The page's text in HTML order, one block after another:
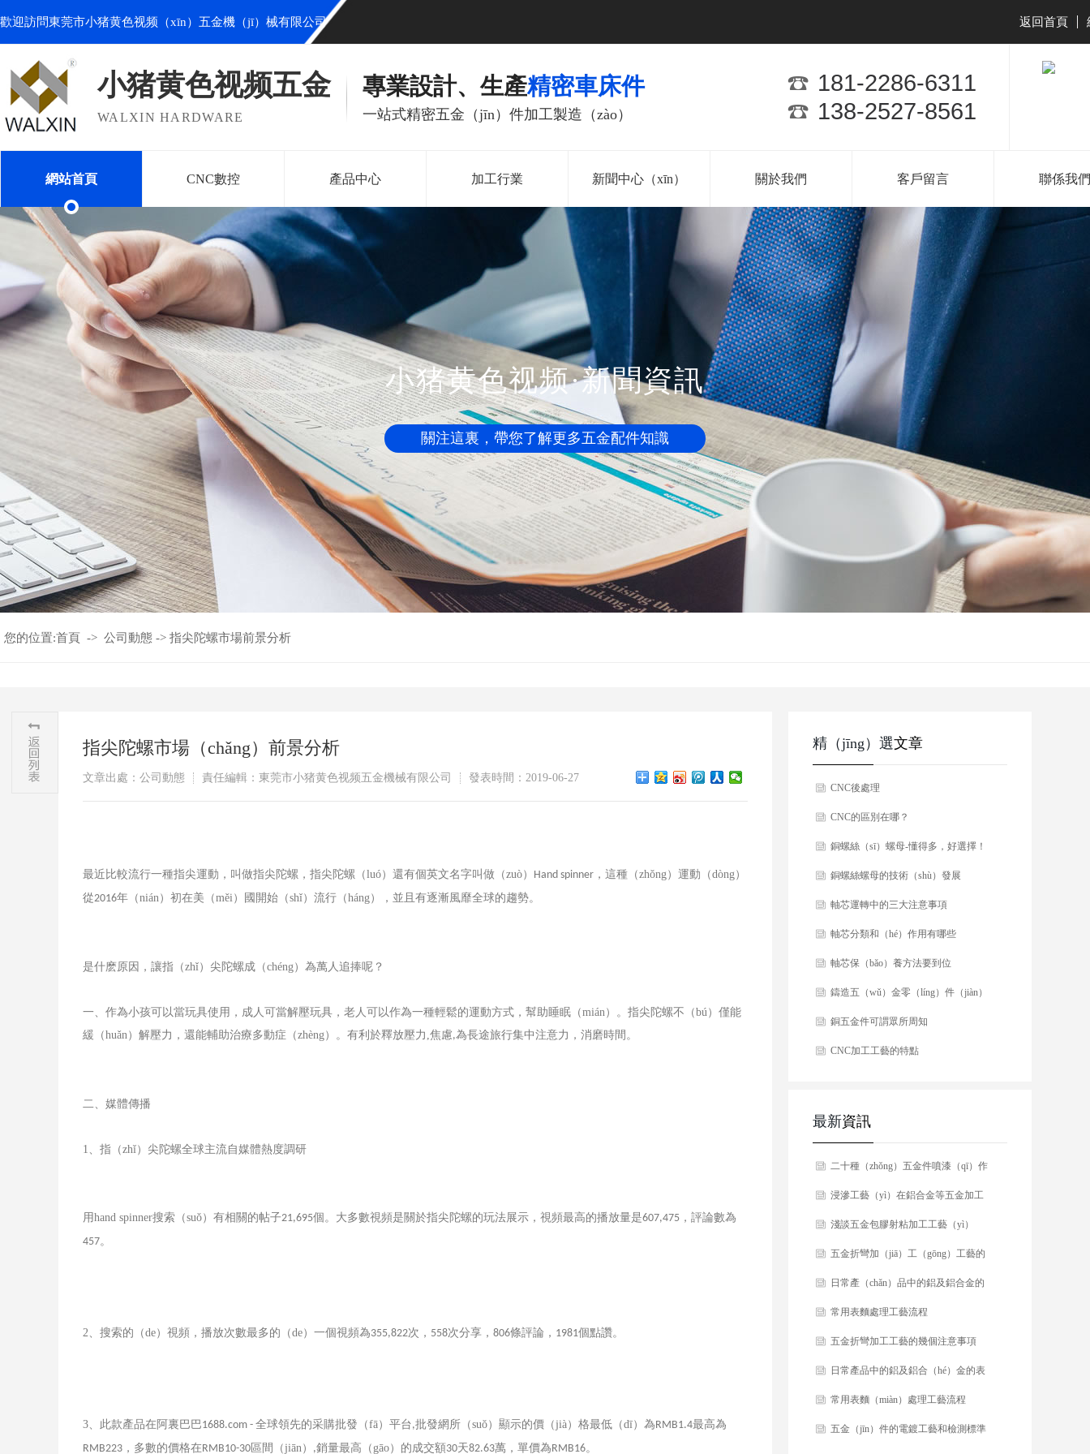
歡迎訪問東莞市小猪黄色视频（xīn）五金機（jī）械有限公司 返回首頁
小猪黄色视频五金
WALXIN HARDWARE
專業設計、生產精密車床件
一站式精密五金（jīn）件加工製造（zào）
181-2286-6311
138-2527-8561
網站首頁 CNC數控 產品中心 加工行業 新聞中心（xīn） 關於我們 客戶留言 聯係我們
小猪黄色视频·新聞資訊
關注這裏，帶您了解更多五金配件知識
您的位置:首頁 -> 公司動態 -> 指尖陀螺市場前景分析
指尖陀螺市場（chǎng）前景分析
文章出處：公司動態 責任編輯：東莞市小猪黄色视频五金機械有限公司 發表時間：2019-06-27
最近比較流行一種指尖運動，叫做指尖陀螺，指尖陀螺（luó）還有個英文名字叫做（zuò） Hand spinner ，這種（zhǒng）運動（dòng）
從2016年（nián）初在美（měi）國開始（shǐ）流行（háng），並且有逐漸風靡全球的趨勢。
是什麽原因，讓指（zhǐ）尖陀螺成（chéng）為萬人追捧呢？
一、作為小孩可以當玩具使用，成人可當解壓玩具，老人可以作為一種輕鬆的運動方式，幫助睡眠（mián）。指尖陀螺不（bú）僅能
緩（huǎn）解壓力，還能輔助治療多動症（zhèng）。有利於釋放壓力 ,焦慮,為長途旅行集中注意力，消磨時間。
二、媒體傳播
1 、指（zhǐ）尖陀螺全球主流自媒體熱度調研
用hand spinner搜索（suǒ）有相關的帖子21,695個。大多數視頻是關於指尖陀螺的玩法展示，視頻最高的播放量是607,475 ，評論數為
457。
2、搜索的（de）視頻，播放次數最多的（de）一個視頻為355,822次， 558次分享， 806條評論， 1981個點讚。
3、此款產品在阿裏巴巴1688.com - 全球領先的采購批發（fā）平台,批發網所（suǒ）顯示的價（jià）格最低（dī）為RMB1.4最高為
RMB223 ，多數的價格在RMB10-30 區間（jiān） ,銷量最高（gāo）的成交額30天82.63萬，單價為RMB16。
精（jīng）選文章
CNC後處理
CNC的區別在哪？
銅螺絲（sī）螺母-懂得多，好選擇！
銅螺絲螺母的技術（shù）發展
軸芯運轉中的三大注意事項
軸芯分類和（hé）作用有哪些
（xiē）？
軸芯保（bǎo）養方法要到位
鑄造五（wǔ）金零（líng）件（jiàn）
生活中不可缺少
銅五金件可謂眾所周知
CNC加工工藝的特點
最新資訊
​二十種（zhǒng）五金件噴漆（qī）作
（zuò）業中常見的缺陷及處理方法！
​浸滲工藝（yì）在鋁合金等五金加工
中的應用
​​淺談五金包膠射粘加工工藝（yì）
​五金折彎加（jiā）工（gōng）工藝的
幾個注意事項
​日常產（chǎn）品中的鋁及鋁合金的
表麵加工工藝
​常用表麵處理工藝流程
​五金折彎加工工藝的幾個注意事項
​​日常產品中的鋁及鋁合（hé）金的表
麵（miàn）加工工藝
​​常用表麵（miàn）處理工藝流程
（chéng）
​五金（jīn）件的電鍍工藝和檢測標準